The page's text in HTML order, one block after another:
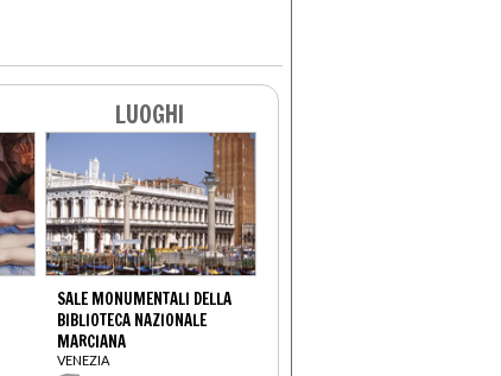
LUOGHI
SALE MONUMENTALI DELLA
BIBLIOTECA NAZIONALE
MARCIANA
VENEZIA